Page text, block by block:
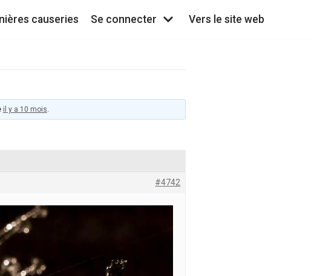
causeries Se connecter Vers le site web
il y a 10 mois.
#4742